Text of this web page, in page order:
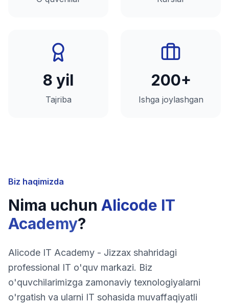
8 yil
Tajriba
200+
Ishga joylashgan
Biz haqimizda
Nima uchun Alicode IT
Academy?
Alicode IT Academy - Jizzax shahridagi
professional IT o'quv markazi. Biz
o'quvchilarimizga zamonaviy texnologiyalarni
o'rgatish va ularni IT sohasida muvaffaqiyatli